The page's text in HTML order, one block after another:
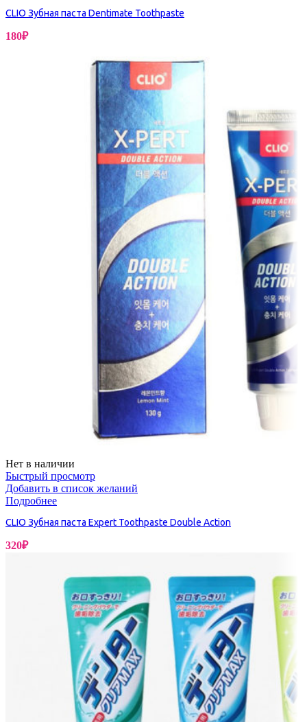
CLIO Зубная паста Dentimate Toothpaste
180₽
Нет в наличии
Быстрый просмотр
Добавить в список желаний
Подробнее
CLIO Зубная паста Expert Toothpaste Double Action
320₽